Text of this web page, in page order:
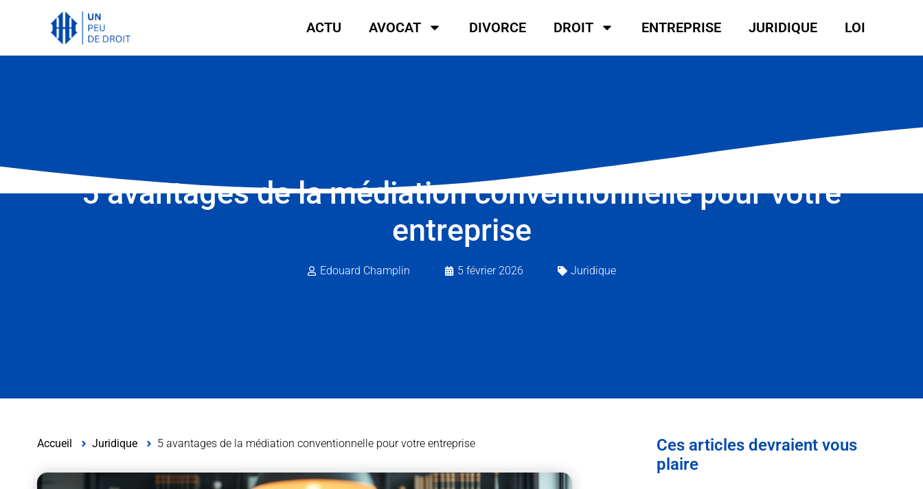
ACTU AVOCAT DIVORCE DROIT ENTREPRISE JURIDIQUE LOI
5 avantages de la médiation conventionnelle pour votre
entreprise
Edouard Champlin 5 février 2026 Juridique
Accueil Juridique 5 avantages de la médiation conventionnelle pour votre entreprise
Ces articles devraient vous
plaire